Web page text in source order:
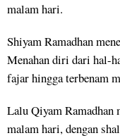
malam hari.
Shiyam Ramadhan
Menahan diri dari hal-
fajar hingga terbenam
Lalu Qiyam Ramadhan
malam hari, dengan